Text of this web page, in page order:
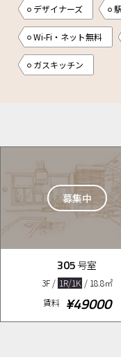
デザイナーズ
Wi-Fi・ネット無料
ガスキッチン
募集中
305 号室
3F / 1R/1K / 18.8㎡
賃料
¥49000